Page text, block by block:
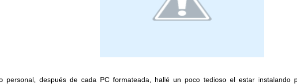
personal, después de cada PC formateada, hallé un poco tedioso el estar instalando